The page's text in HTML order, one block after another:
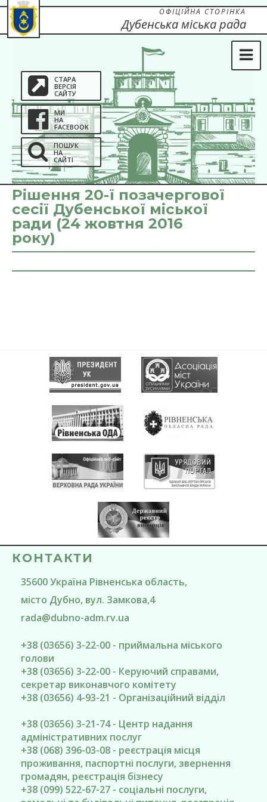
СТАРА
ВЕРСІЯ
САЙТУ
МИ
НА
FACEBOOK
ПОШУК
НА
САЙТІ
ОФІЦІЙНА СТОРІНКА
Дубенська міська рада
Рішення 20-ї позачергової
сесії Дубенської міської
ради (24 жовтня 2016
року)
КОНТАКТИ
35600Україна Рівненська область,
місто Дубно, вул. Замкова,4
rada@dubno-adm.rv.ua
+38 (03656) 3-22-00 - приймальна міського
голови
+38 (03656) 3-22-00 - Керуючий справами,
секретар виконавчого комітету
+38 (03656) 4-93-21 - Організаційний відділ
+38 (03656) 3-21-74 - Центр надання
адміністративних послуг
+38 (068) 396-03-08 - реєстрація місця
проживання, паспортні послуги, звернення
громадян, реєстрація бізнесу
+38 (099) 522-67-27 - соціальні послуги,